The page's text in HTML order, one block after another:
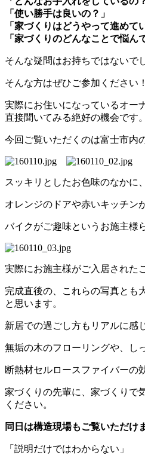
「使い勝手は良いの？」
「家づくりはどうやって進めて
「家づくりのどんなことで悩ん
そんな疑問はお持ちではないで
そんな方はぜひご参加ください！
実際にお住いになっているオー
直接聞いてみる絶好の機会です。
今回ご覧いただくのは富士市内
スッキリとしたお色味のなかに
オレンジのドアや赤いキッチン
バイクがご趣味というお施主様
実際にお施主様がご入居された
完成直後の、これらの写真とも
と思います。
新居での過ごし方もリアルに感
無垢の木のフローリングや、し
断熱材セルロースファイバーの
家づくりの先輩に、家づくりで
ください。
同日は構造現場もご覧いただけ
「説明だけではわからない」